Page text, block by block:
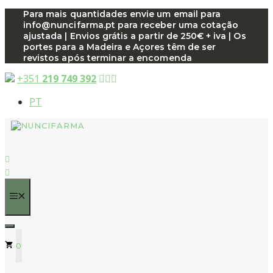
Saltar
para
conteúdo
Para mais quantidades envie um email para
info@nuncifarma.pt para receber uma cotação
ajustada | Envios grátis a partir de 250€ + iva | Os
portes para a Madeira e Açores têm de ser
revistos após terminar a encomenda
+351 219 749 392
PT
0